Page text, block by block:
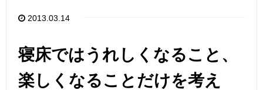
2013.03.14
寝床ではうれしくなること、
楽しくなることだけを考え